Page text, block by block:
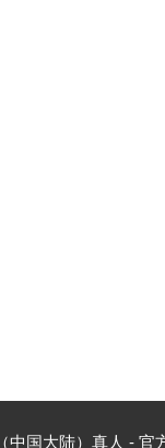
中国大陆）真人 - 官